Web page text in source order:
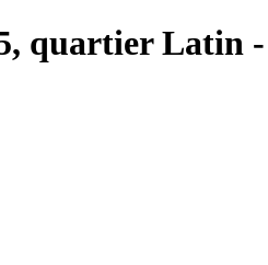
quartier Latin